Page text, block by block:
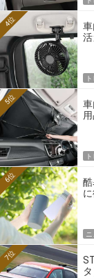
活
4位
5位
酷
6位
7位